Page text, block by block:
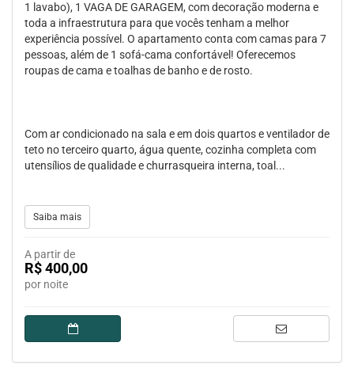
1 lavabo), 1 VAGA DE GARAGEM, com decoração moderna e
toda a infraestrutura para que vocês tenham a melhor
experiência possível. O apartamento conta com camas para 7
pessoas, além de 1 sofá-cama confortável! Oferecemos
roupas de cama e toalhas de banho e de rosto.
Com ar condicionado na sala e em dois quartos e ventilador de
teto no terceiro quarto, água quente, cozinha completa com
utensílios de qualidade e churrasqueira interna, toal...
Saiba mais
A partir de
R$ 400,00
por noite